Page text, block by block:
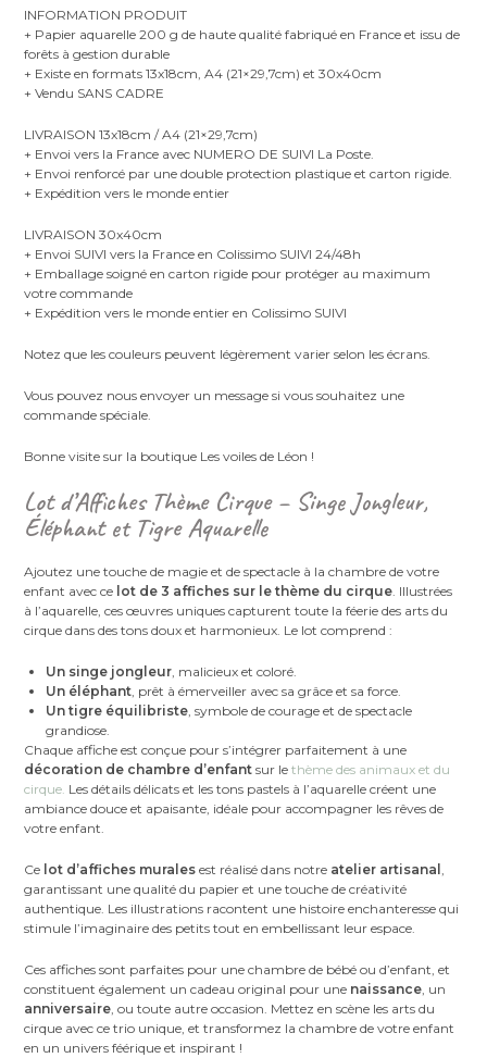
INFORMATION PRODUIT
+ Papier aquarelle 200 g de haute qualité fabriqué en France et issu de
forêts à gestion durable
+ Existe en formats 13x18cm, A4 (21×29,7cm) et 30x40cm
+ Vendu SANS CADRE
LIVRAISON 13x18cm / A4 (21×29,7cm)
+ Envoi vers la France avec NUMERO DE SUIVI La Poste.
+ Envoi renforcé par une double protection plastique et carton rigide.
+ Expédition vers le monde entier
LIVRAISON 30x40cm
+ Envoi SUIVI vers la France en Colissimo SUIVI 24/48h
+ Emballage soigné en carton rigide pour protéger au maximum
votre commande
+ Expédition vers le monde entier en Colissimo SUIVI
Notez que les couleurs peuvent légèrement varier selon les écrans.
Vous pouvez nous envoyer un message si vous souhaitez une
commande spéciale.
Bonne visite sur la boutique Les voiles de Léon !
Lot d’Affiches Thème Cirque – Singe Jongleur,
Éléphant et Tigre Aquarelle
Ajoutez une touche de magie et de spectacle à la chambre de votre
enfant avec ce lot de 3 affiches sur le thème du cirque. Illustrées
à l’aquarelle, ces œuvres uniques capturent toute la féerie des arts du
cirque dans des tons doux et harmonieux. Le lot comprend :
Un singe jongleur, malicieux et coloré.
Un éléphant, prêt à émerveiller avec sa grâce et sa force.
Un tigre équilibriste, symbole de courage et de spectacle
grandiose.
Chaque affiche est conçue pour s’intégrer parfaitement à une
décoration de chambre d’enfant sur lethème des animaux et du
cirque. Les détails délicats et les tons pastels à l’aquarelle créent une
ambiance douce et apaisante, idéale pour accompagner les rêves de
votre enfant.
Ce lot d’affiches murales est réalisé dans notre atelier artisanal,
garantissant une qualité du papier et une touche de créativité
authentique. Les illustrations racontent une histoire enchanteresse qui
stimule l’imaginaire des petits tout en embellissant leur espace.
Ces affiches sont parfaites pour une chambre de bébé ou d’enfant, et
constituent également un cadeau original pour une naissance, un
anniversaire, ou toute autre occasion. Mettez en scène les arts du
cirque avec ce trio unique, et transformez la chambre de votre enfant
en un univers féérique et inspirant !